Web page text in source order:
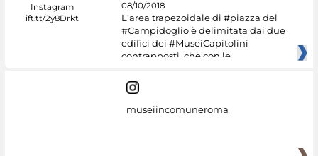
08/10/2018
L'area trapezoidale di #piazza del
#Campidoglio è delimitata dai due
edifici dei #MuseiCapitolini
contrapposti, che con le
museiincomuneroma